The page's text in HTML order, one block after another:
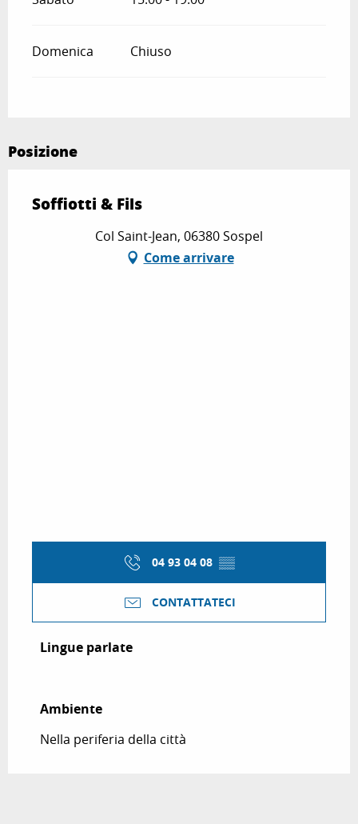
Domenica Chiuso
Posizione
Soffiotti & Fils
Col Saint-Jean, 06380 Sospel
Come arrivare
04 93 04 08 ▒▒
CONTATTATECI
Lingue parlate
Lingue parlate
Ambiente
Ambiente
Nella periferia della città